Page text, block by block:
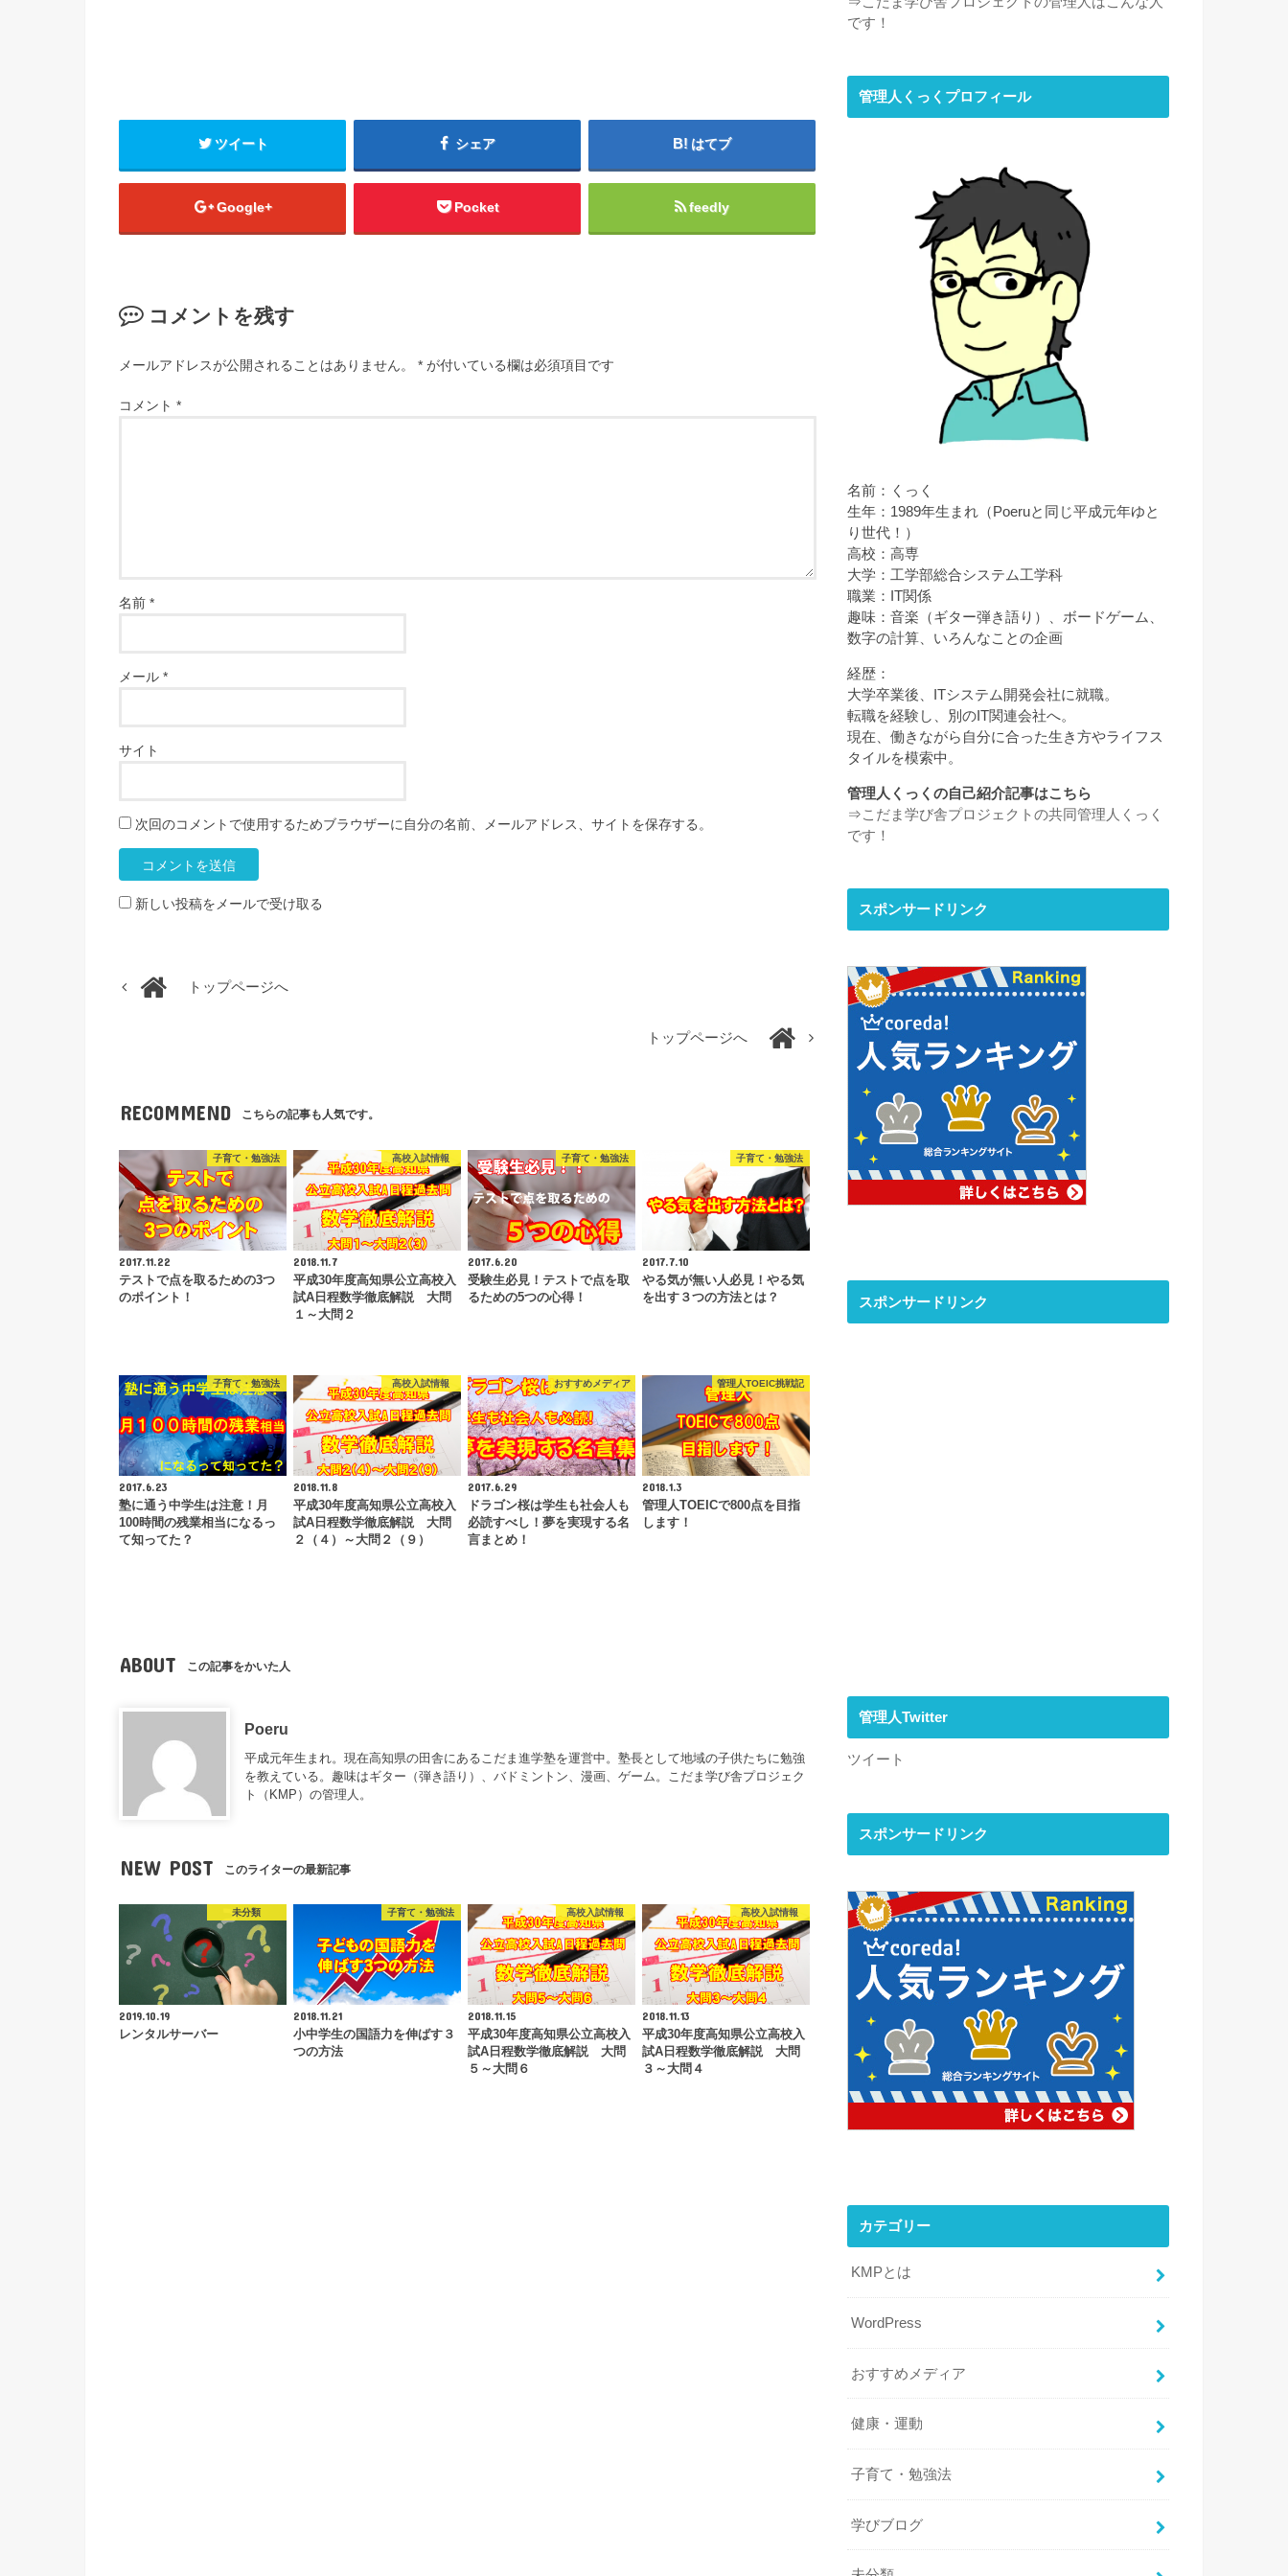
ツイート シェア はてブ
Google+ Pocket feedly
コメントを残す
メールアドレスが公開されることはありません。 * が付いている欄は必須項目です
コメント *
名前 *
メール *
サイト
次回のコメントで使用するためブラウザーに自分の名前、メールアドレス、サイトを保存する。
新しい投稿をメールで受け取る
トップページへ
トップページへ
RECOMMEND こちらの記事も人気です。
子育て・勉強法
2017.11.22
テストで点を取るための3つ
のポイント！
高校入試情報
2018.11.7
平成30年度高知県公立高校入
試A日程数学徹底解説 大問
１～大問２
子育て・勉強法
2017.6.20
受験生必見！テストで点を取
るための5つの心得！
子育て・勉強法
2017.7.10
やる気が無い人必見！やる気
を出す３つの方法とは？
子育て・勉強法
2017.6.23
塾に通う中学生は注意！月
100時間の残業相当になるっ
て知ってた？
高校入試情報
2018.11.8
平成30年度高知県公立高校入
試A日程数学徹底解説 大問
２（４）～大問２（９）
おすすめメディア
2017.6.29
ドラゴン桜は学生も社会人も
必読すべし！夢を実現する名
言まとめ！
管理人TOEIC挑戦記
2018.1.3
管理人TOEICで800点を目指
します！
ABOUT この記事をかいた人
Poeru
平成元年生まれ。現在高知県の田舎にあるこだま進学塾を運営中。塾長として地域の子供たちに勉強
を教えている。趣味はギター（弾き語り）、バドミントン、漫画、ゲーム。こだま学び舎プロジェク
ト（KMP）の管理人。
NEW POST このライターの最新記事
未分類
2019.10.19
レンタルサーバー
子育て・勉強法
2018.11.21
小中学生の国語力を伸ばす３
つの方法
高校入試情報
2018.11.15
平成30年度高知県公立高校入
試A日程数学徹底解説 大問
５～大問６
高校入試情報
2018.11.13
平成30年度高知県公立高校入
試A日程数学徹底解説 大問
３～大問４
です！
管理人くっくプロフィール
名前：くっく
生年：1989年生まれ（Poeruと同じ平成元年ゆと
り世代！）
高校：高専
大学：工学部総合システム工学科
職業：IT関係
趣味：音楽（ギター弾き語り）、ボードゲーム、
数字の計算、いろんなことの企画
経歴：
大学卒業後、ITシステム開発会社に就職。
転職を経験し、別のIT関連会社へ。
現在、働きながら自分に合った生き方やライフス
タイルを模索中。
管理人くっくの自己紹介記事はこちら
⇒こだま学び舎プロジェクトの共同管理人くっく
です！
スポンサードリンク
スポンサードリンク
管理人Twitter
ツイート
スポンサードリンク
カテゴリー
KMPとは
WordPress
おすすめメディア
健康・運動
子育て・勉強法
学びブログ